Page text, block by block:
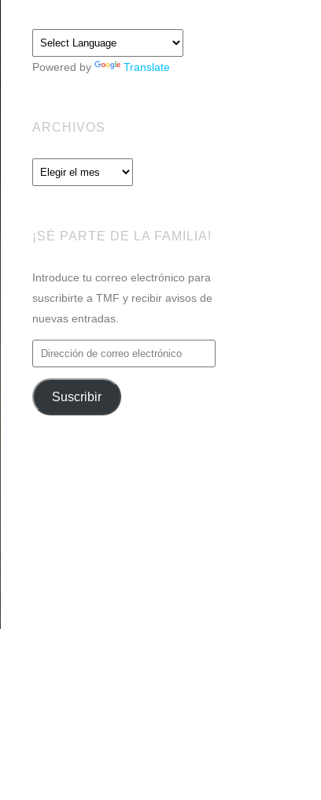
Powered by Translate
ARCHIVOS
Archivos
¡SÉ PARTE DE LA FAMILIA!
Introduce tu correo electrónico para
suscribirte a TMF y recibir avisos de
nuevas entradas.
Dirección
de
correo
electrónico
Suscribir